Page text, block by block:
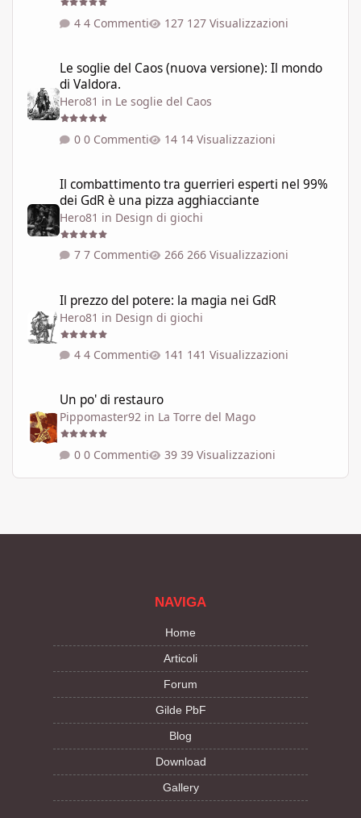
4 Commenti 127 Visualizzazioni
Le soglie del Caos (nuova versione): Il mondo
di Valdora.
Hero81 in Le soglie del Caos
0 Commenti 14 Visualizzazioni
Il combattimento tra guerrieri esperti nel 99%
dei GdR è una pizza agghiacciante
Hero81 in Design di giochi
7 Commenti 266 Visualizzazioni
Il prezzo del potere: la magia nei GdR
Hero81 in Design di giochi
4 Commenti 141 Visualizzazioni
Un po' di restauro
Pippomaster92 in La Torre del Mago
0 Commenti 39 Visualizzazioni
NAVIGA
Home
Articoli
Forum
Gilde PbF
Blog
Download
Gallery